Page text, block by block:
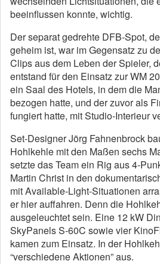
beeinflussen konnte, wichtig.
Der separat gedrehte DFB-Spot,
geheim ist, war im Gegensatz zu
Clips aus dem Leben der Spieler,
entstand für den Einsatz zur WM
ein Saal des Hotels, in dem die
bezogen hatte, und der zuvor als
fungiert hatte, mit Studio-Interieur
Set-Designer Jörg Fahnenbrock
Hohlkehle mit den Maßen sechs
setzte das Team ein Rig aus 4-
Martin Christ in den
mit Available-Light-Situationen
er hier auffahren. Denn die
ausgeleuchtet sein. Eine 12 kW
SkyPanels S-60C sowie vier
kamen zum Einsatz. In der
“verschiedene Aktionen” aus.